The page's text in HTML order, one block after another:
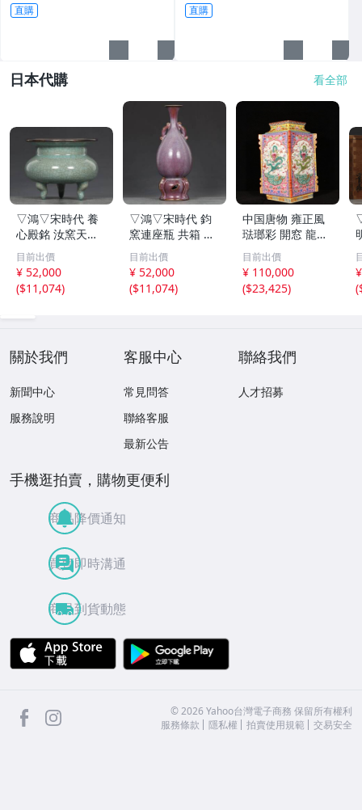
直購 直購
日本代購 看全部
▽鴻▽宋時代 養
心殿銘 汝窯天青
釉包銀口鬲式炉
共箱 時代物 中国
古美術 骨董品
目前出價
¥ 52,000
($11,074)
▽鴻▽宋時代 鈞
窯連座瓶 共箱 時
代物 中国古美術
骨董品
目前出價
¥ 52,000
($11,074)
中国唐物 雍正風
琺瑯彩 開窓 龍紋
菱形瓶 花瓶 中国
古美術 鑑賞用 時
代物
目前出價
¥ 110,000
($23,425)
(
關於我們
新聞中心
服務說明
客服中心
常見問答
聯絡客服
最新公告
聯絡我們
人才招募
手機逛拍賣，購物更便利
商品降價通知
買賣即時溝通
商品到貨動態
APP Store
facebook ©2026 Yahoo台灣電子商務 保留所有權利
服務條款
隱私權 拍賣使用規範 交易安全